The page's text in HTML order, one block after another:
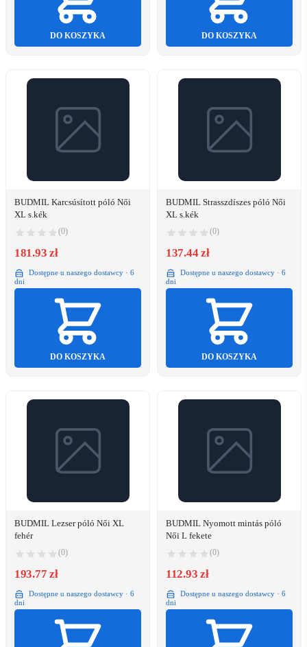
DO KOSZYKA DO KOSZYKA
BUDMIL Karcsúsított póló Női
XL s.kék
(0)
181.93 zł
Dostępne u naszego dostawcy · 6
dni
DO KOSZYKA
BUDMIL Strasszdíszes póló Női
XL s.kék
(0)
137.44 zł
Dostępne u naszego dostawcy · 6
dni
DO KOSZYKA
BUDMIL Lezser póló Női XL
fehér
(0)
193.77 zł
Dostępne u naszego dostawcy · 6
dni
BUDMIL Nyomott mintás póló
Női L fekete
(0)
112.93 zł
Dostępne u naszego dostawcy · 6
dni